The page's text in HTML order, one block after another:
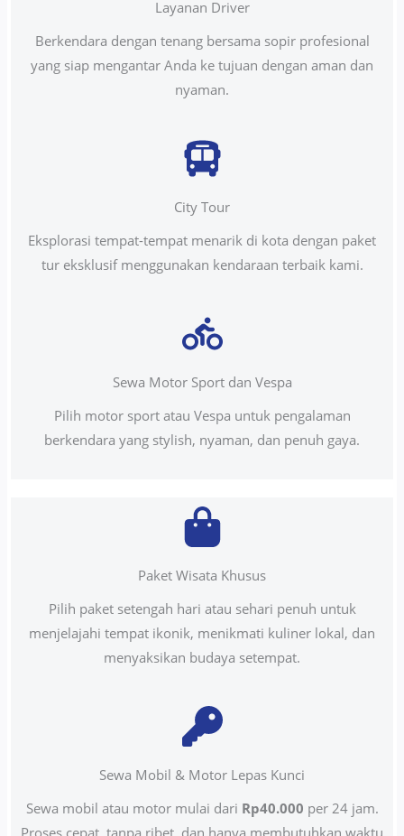
Layanan Driver
Berkendara dengan tenang bersama sopir profesional
yang siap mengantar Anda ke tujuan dengan aman dan
nyaman.
City Tour
Eksplorasi tempat-tempat menarik di kota dengan paket
tur eksklusif menggunakan kendaraan terbaik kami.
Sewa Motor Sport dan Vespa
Pilih motor sport atau Vespa untuk pengalaman
berkendara yang stylish, nyaman, dan penuh gaya.
Paket Wisata Khusus
Pilih paket setengah hari atau sehari penuh untuk
menjelajahi tempat ikonik, menikmati kuliner lokal, dan
menyaksikan budaya setempat.
Sewa Mobil & Motor Lepas Kunci
Sewa mobil atau motor mulai dari Rp40.000 per 24 jam.